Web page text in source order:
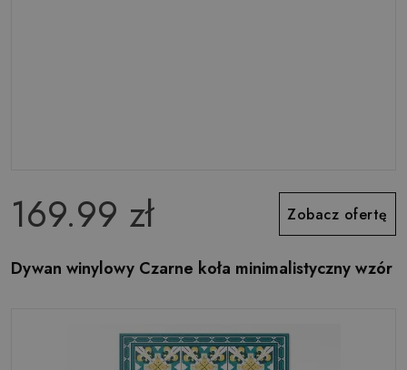
169.99 zł Zobacz ofertę
Dywan winylowy Czarne koła minimalistyczny wzór